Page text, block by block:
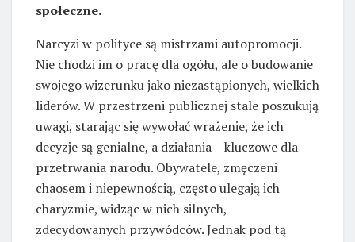
społeczne.
Narcyzi w polityce są mistrzami autopromocji.
Nie chodzi im o pracę dla ogółu, ale o budowanie
swojego wizerunku jako niezastąpionych, wielkich
liderów. W przestrzeni publicznej stale poszukują
uwagi, starając się wywołać wrażenie, że ich
decyzje są genialne, a działania – kluczowe dla
przetrwania narodu. Obywatele, zmęczeni
chaosem i niepewnością, często ulegają ich
charyzmie, widząc w nich silnych,
zdecydowanych przywódców. Jednak pod tą